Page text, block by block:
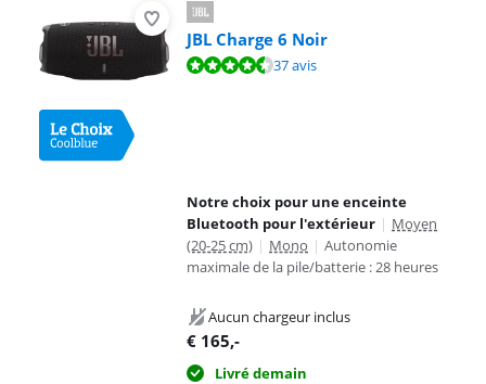
JBL Charge 6 Noir
La note est de 9,2 sur 10, basée sur 37 avis.37 avis
Notre choix pour une enceinte
Bluetooth pour l'extérieur | Moyen
(20-25 cm) | Mono | Autonomie
maximale de la pile/batterie : 28 heures
Aucun chargeur inclus
€ 165,-
Livré demain